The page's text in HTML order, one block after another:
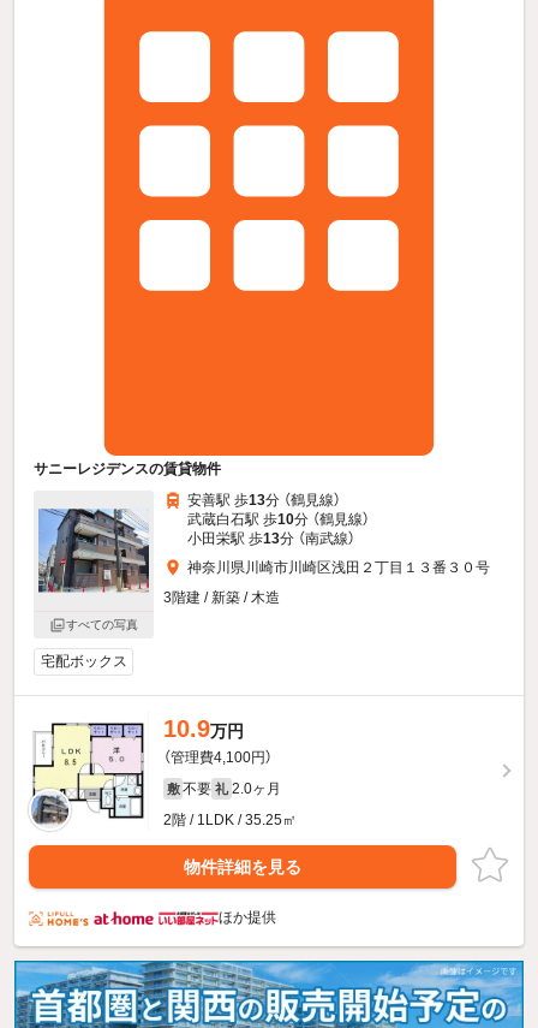
サニーレジデンスの賃貸物件
すべての写真
安善駅 歩13分 （鶴見線）
武蔵白石駅 歩10分 （鶴見線）
小田栄駅 歩13分 （南武線）
神奈川県川崎市川崎区浅田２丁目１３番３０号
3階建 / 新築 / 木造
宅配ボックス
10.9万円
（管理費4,100円）
敷 不要 礼 2.0ヶ月
2階 / 1LDK / 35.25㎡
物件詳細を見る
ほか提供